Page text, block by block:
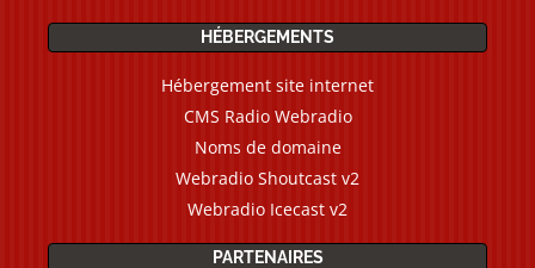
HÉBERGEMENTS
Hébergement site internet
CMS Radio Webradio
Noms de domaine
Webradio Shoutcast v2
Webradio Icecast v2
PARTENAIRES